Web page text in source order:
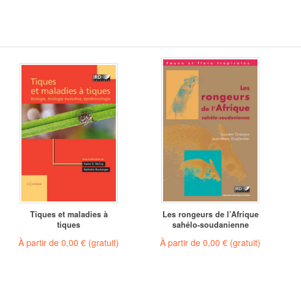
Tiques et maladies à
tiques
À partir de 0,00 € (gratuit)
Les rongeurs de l’Afrique
sahélo-soudanienne
À partir de 0,00 € (gratuit)